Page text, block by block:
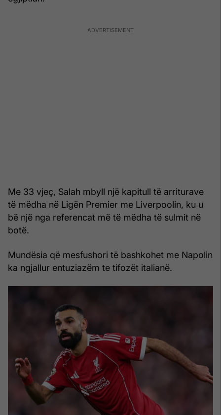
Me 33 vjeç, Salah mbyll një kapitull të arriturave
të mëdha në Ligën Premier me Liverpoolin, ku u
bë një nga referencat më të mëdha të sulmit në
botë.
Mundësia që mesfushori të bashkohet me Napolin
ka ngjallur entuziazëm te tifozët italianë.